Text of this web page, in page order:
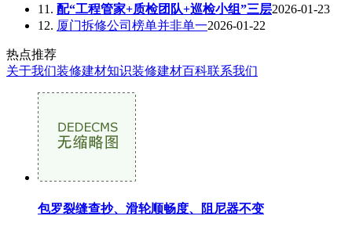
11. 配“工程管家+质检团队+巡检小组”三层2026-01-23
12. 厦门拆修公司榜单并非单一2026-01-22
热点推荐
关于我们装修建材知识装修建材百科联系我们
包罗裂缝查抄、滑轮顺畅度、阻尼器不变